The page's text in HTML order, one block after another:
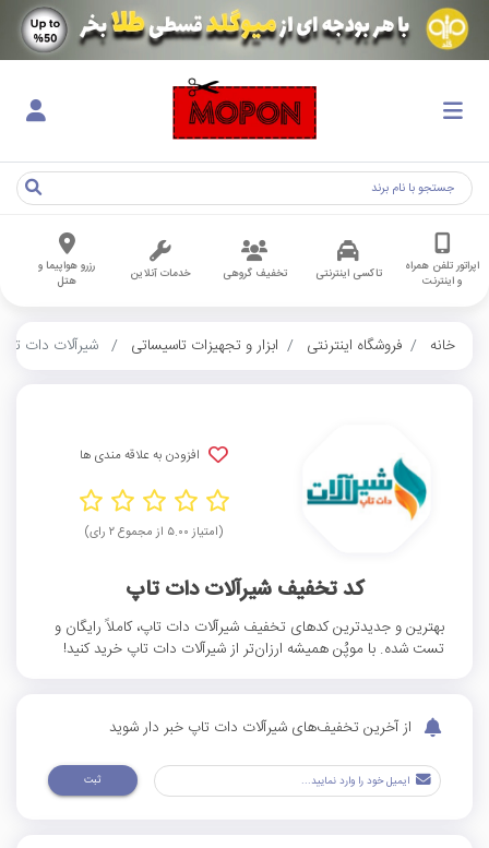
اپراتور تلفن همراه
و اینترنت
تاکسی اینترنتی تخفیف گروهی خدمات آنلاین
رزرو هواپیما و
هتل
خانه فروشگاه اینترنتی ابزار و تجهیزات تاسیساتی شیرآلات دات تاپ
افزودن به علاقه مندی ها
(امتیاز ۵.۰۰ از مجموع ۲ رای)
کد تخفیف شیرآلات دات تاپ
بهترین و جدیدترین کد‌های تخفیف شیرآلات دات تاپ، کاملاً رایگان و
تست شده. با موپُن همیشه ارزان‌تر از شیرآلات دات تاپ خرید کنید!
از آخرین تخفیف‌های شیرآلات دات تاپ خبر دار شوید
ثبت